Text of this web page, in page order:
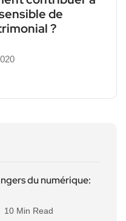
de
?
du numérique:
10 Min Read